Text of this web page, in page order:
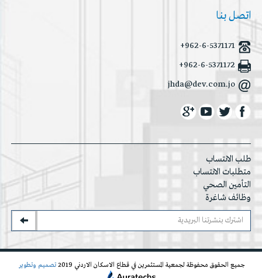
اتصل بنا
+962-6-5371171
+962-6-5371172
jhda@dev.com.jo
طلب الانتساب
متطلبات الانتساب
التأمين الصحي
وظائف شاغرة
جميع الحقوق محفوظة لجمعية المستثمرين في قطاع الاسكان الاردني 2019 تصميم وتطوير